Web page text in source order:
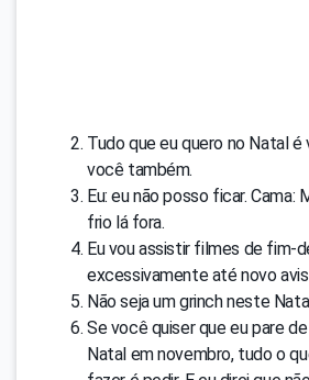
Tudo que eu quero no Natal é
você também.
Eu: eu não posso ficar. Cama:
frio lá fora.
Eu vou assistir filmes de fim-
excessivamente até novo
Não seja um grinch neste
Se você quiser que eu pare
Natal em novembro, tudo o